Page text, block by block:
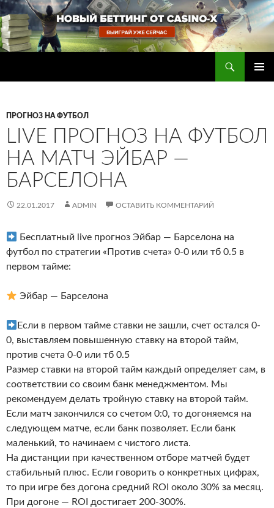
Перейти
к
содержимому
ПРОГНОЗ НА ФУТБОЛ
LIVE ПРОГНОЗ НА ФУТБОЛ
НА МАТЧ ЭЙБАР —
БАРСЕЛОНА
22.01.2017 ADMIN ОСТАВИТЬ КОММЕНТАРИЙ
Бесплатный live прогноз Эйбар — Барселона на
футбол по стратегии «Против счета» 0-0 или тб 0.5 в
первом тайме:
Эйбар — Барселона
Если в первом тайме ставки не зашли, счет остался 0-
0, выставляем повышенную ставку на второй тайм,
против счета 0-0 или тб 0.5
Размер ставки на второй тайм каждый определяет сам, в
соответствии со своим банк менеджментом. Мы
рекомендуем делать тройную ставку на второй тайм.
Если матч закончился со счетом 0:0, то догоняемся на
следующем матче, если банк позволяет. Если банк
маленький, то начинаем с чистого листа.
На дистанции при качественном отборе матчей будет
стабильный плюс. Если говорить о конкретных цифрах,
то при игре без догона средний ROI около 30% за месяц.
При догоне — ROI достигает 200-300%.